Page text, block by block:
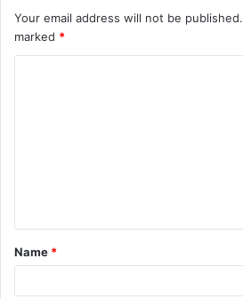
Your email address will not be published.
marked *
Name *